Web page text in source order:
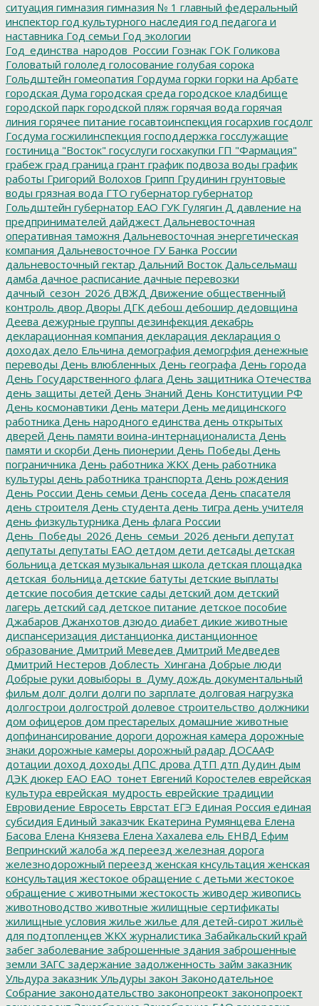
ситуация гимназия гимназия № 1 главный федеральный
инспектор год культурного наследия год педагога и
наставника Год семьи Год экологии
Год_единства_народов_России Гознак ГОК Голикова
Головатый гололед голосование голубая сорока
Гольдштейн гомеопатия Гордума горки горки на Арбате
городская Дума городская среда городское кладбище
городской парк городской пляж горячая вода горячая
линия горячее питание госавтоинспекция госархив госдолг
Госдума госжилинспекция господдержка госслужащие
гостиница "Восток" госуслуги госхакупки ГП "Фармация"
грабеж град граница грант график подвоза воды график
работы Григорий Волохов Грипп Грудинин грунтовые
воды грязная вода ГТО губернатор губернатор
Гольдштейн губернатор ЕАО ГУК Гулягин Д давление на
предпринимателей дайджест Дальневосточная
оперативная таможня Дальневосточная энергетическая
компания Дальневосточное ГУ Банка России
дальневосточный гектар Дальний Восток Дальсельмаш
дамба дачное расписание дачные перевозки
дачный_сезон_2026 ДВЖД Движение общественный
контроль двор Дворы ДГК дебош дебошир дедовщина
Деева дежурные группы дезинфекция декабрь
декларационная компания декларация декларация о
доходах дело Ельчина демография демогрфия денежные
переводы День влюбленных День географа День города
День Государственного флага День защитника Отечества
день защиты детей День Знаний День Конституции РФ
День космонавтики День матери День медицинского
работника День народного единства день открытых
дверей День памяти воина-интернационалиста День
памяти и скорби День пионерии День Победы День
пограничника День работника ЖКХ День работника
культуры день работника транспорта День рождения
День России День семьи День соседа День спасателя
день строителя День студента день тигра день учителя
день физкультурника День флага России
День_Победы_2026 День_семьи_2026 деньги депутат
депутаты депутаты ЕАО детдом дети детсады детская
больница детская музыкальная школа детская площадка
детская_больница детские батуты детские выплаты
детские пособия детские сады детский дом детский
лагерь детский сад детское питание детское пособие
Джабаров Джанхотов дзюдо диабет дикие животные
диспансеризация дистанционка дистанционное
образование Дмитрий Меведев Дмитрий Медведев
Дмитрий Нестеров Доблесть_Хингана Добрые люди
Добрые руки довыборы_в_Думу дождь документальный
фильм долг долги долги по зарплате долговая нагрузка
долгострои долгострой долевое строительство должники
дом офицеров дом престарелых домашние животные
допфинансирование дороги дорожная камера дорожные
знаки дорожные камеры дорожный радар ДОСААФ
дотации доход доходы ДПС дрова ДТП дтп Дудин дым
ДЭК дюкер ЕАО ЕАО_тонет Евгений Коростелев еврейская
культура еврейская_мудрость еврейские традиции
Евровидение Евросеть Еврстат ЕГЭ Единая Россия единая
субсидия Единый заказчик Екатерина Румянцева Елена
Басова Елена Князева Елена Хахалева ель ЕНВД Ефим
Вепринский жалоба жд переезд железная дорога
железнодорожный переезд женская кнсультация женская
консультация жестокое обращение с детьми жестокое
обращение с животными жестокость живодер живопись
животноводство животные жилищные сертификаты
жилищные условия жилье жилье для детей-сирот жильё
для подтопленцев ЖКХ журналистика Забайкальский край
забег заболевание заброшенные здания заброшенные
земли ЗАГС задержание задолженность займ заказник
Ульдура заказник Ульдуры закон Законодательное
Собрание законодательство законопреокт законопроект